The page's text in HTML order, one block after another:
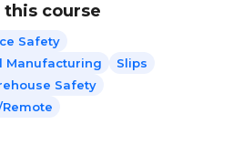
course
Safety
Manufacturing
Slips
Safety